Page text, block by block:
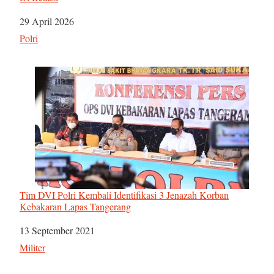
Tanggal
29 April 2026
Sehubungan dengan
Polri
Tim DVI Polri Kembali Identifikasi 3 Jenazah Korban
Kebakaran Lapas Tangerang
Tanggal
13 September 2021
Sehubungan dengan
Militer